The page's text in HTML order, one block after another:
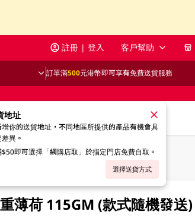
註冊 | 登入 客戶幫助
訂單滿500元港幣即可享有免費送貨服務
地址
增你的送貨地址，不同地區所提供的產品有機會具
異。
$50即可選擇「網購店取」於指定門店免費自取。
選擇送貨方式
薄荷 115GM (款式隨機發送)